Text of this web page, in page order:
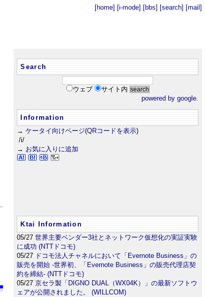
[home] [i-mode] [bbs] [search] [mail]
Search
ウェブ
サイト内
powered by google.
Information
→ケータイ向けページ(QRコードを表示)
/i/
→ お気に入りに追加
Ktai Information
05/27世界主要ベンダー3社とネットワーク仮想化の実証実験
に成功 (NTTドコモ)
05/27 ドコモ法人チャネルにおいて「Evernote Business」の
販売を開始 -世界初、「Evernote Business」の販売代理店契
約を締結- (NTTドコモ)
05/27京セラ製「DIGNO DUAL（WX04K）」の最新ソフトウ
ェアが公開されました。 (WILLCOM)